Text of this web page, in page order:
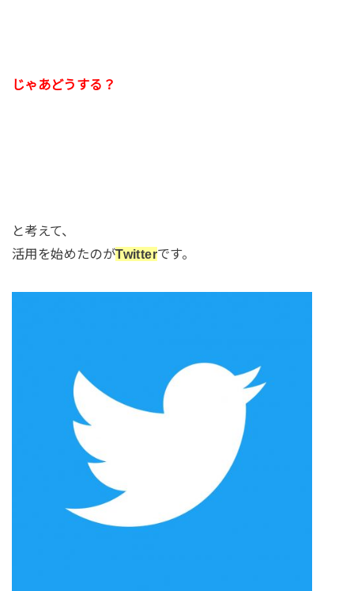
じゃあどうする？
と考えて、
活用を始めたのがTwitterです。